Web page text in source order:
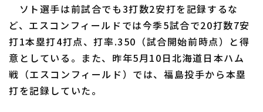
ソト選手は前試合でも3打数2安打を記録するな
ど、エスコンフィールドでは今季5試合で20打数7安
打1本塁打4打点、打率.350（試合開始前時点）と得
意としている。また、昨年5月10日北海道日本ハム
戦（エスコンフィールド）では、福島投手から本塁
打を記録していた。